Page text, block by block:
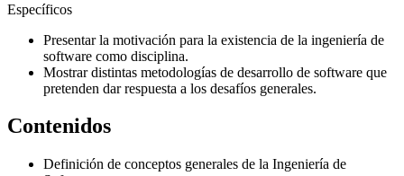
Específicos
Presentar la motivación para la existencia de la ingeniería de
software como disciplina.
Mostrar distintas metodologías de desarrollo de software que
pretenden dar respuesta a los desafíos generales.
Contenidos
Definición de conceptos generales de la Ingeniería de